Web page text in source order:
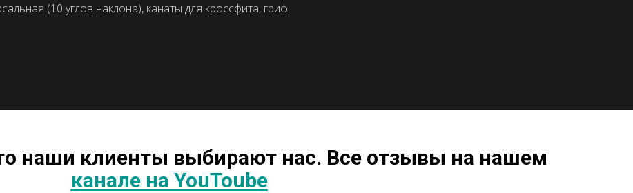
(10 углов наклона), канаты для кроссфита, гриф.
наши клиенты выбирают нас. Все отзывы на нашем
канале на YouToube